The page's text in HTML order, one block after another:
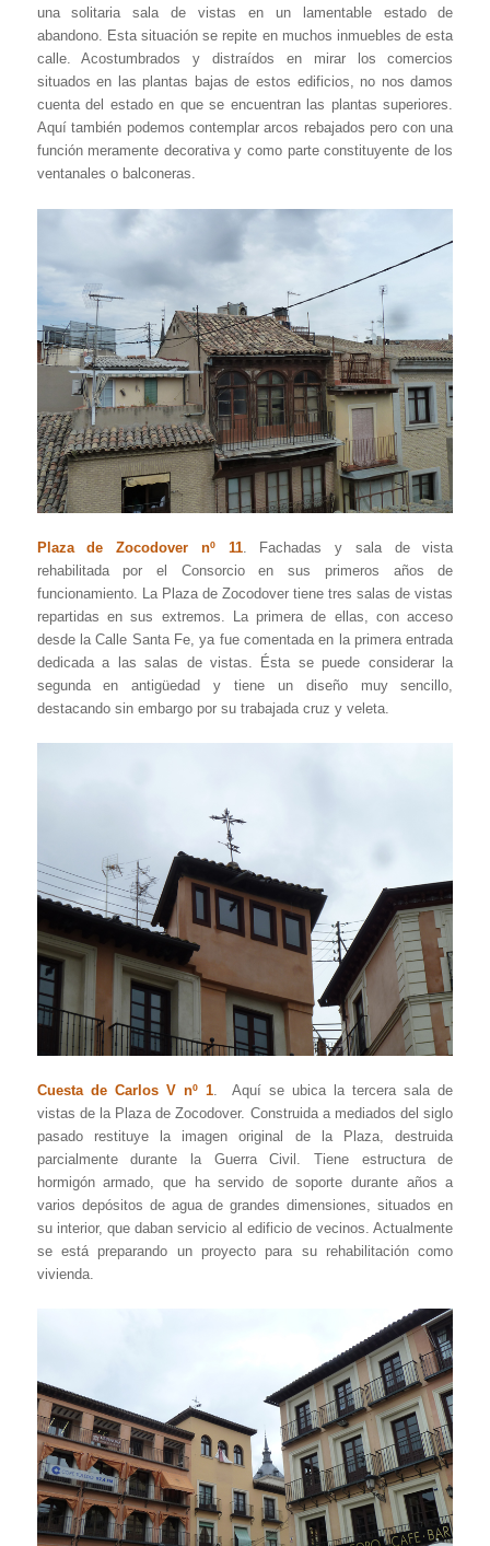
una solitaria sala de vistas en un lamentable estado de
abandono. Esta situación se repite en muchos inmuebles de esta
calle. Acostumbrados y distraídos en mirar los comercios
situados en las plantas bajas de estos edificios, no nos damos
cuenta del estado en que se encuentran las plantas superiores.
Aquí también podemos contemplar arcos rebajados pero con una
función meramente decorativa y como parte constituyente de los
ventanales o balconeras.
Plaza de Zocodover nº 11. Fachadas y sala de vista
rehabilitada por el Consorcio en sus primeros años de
funcionamiento. La Plaza de Zocodover tiene tres salas de vistas
repartidas en sus extremos. La primera de ellas, con acceso
desde la Calle Santa Fe, ya fue comentada en la primera entrada
dedicada a las salas de vistas. Ésta se puede considerar la
segunda en antigüedad y tiene un diseño muy sencillo,
destacando sin embargo por su trabajada cruz y veleta.
Cuesta de Carlos V nº 1. Aquí se ubica la tercera sala de
vistas de la Plaza de Zocodover. Construida a mediados del siglo
pasado restituye la imagen original de la Plaza, destruida
parcialmente durante la Guerra Civil. Tiene estructura de
hormigón armado, que ha servido de soporte durante años a
varios depósitos de agua de grandes dimensiones, situados en
su interior, que daban servicio al edificio de vecinos. Actualmente
se está preparando un proyecto para su rehabilitación como
vivienda.